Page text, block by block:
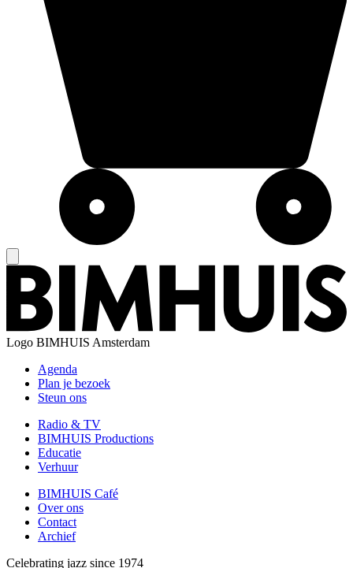
Logo BIMHUIS Amsterdam
Agenda
Plan je bezoek
Steun ons
Radio & TV
BIMHUIS Productions
Educatie
Verhuur
BIMHUIS Café
Over ons
Contact
Archief
Celebrating jazz since 1974